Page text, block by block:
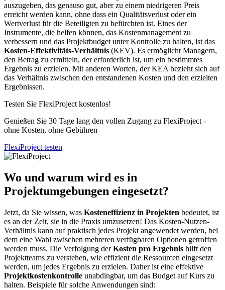
auszugeben, das genauso gut, aber zu einem niedrigeren Preis
erreicht werden kann, ohne dass ein Qualitätsverlust oder ein
Wertverlust für die Beteiligten zu befürchten ist. Eines der
Instrumente, die helfen können, das Kostenmanagement zu
verbessern und das Projektbudget unter Kontrolle zu halten, ist das
Kosten-Effektivitäts-Verhältnis (KEV). Es ermöglicht Managern,
den Betrag zu ermitteln, der erforderlich ist, um ein bestimmtes
Ergebnis zu erzielen. Mit anderen Worten, der KEA bezieht sich auf
das Verhältnis zwischen den entstandenen Kosten und den erzielten
Ergebnissen.
Testen Sie FlexiProject kostenlos!
Genießen Sie 30 Tage lang den vollen Zugang zu FlexiProject -
ohne Kosten, ohne Gebühren
FlexiProject testen
Wo und warum wird es in
Projektumgebungen eingesetzt?
Jetzt, da Sie wissen, was Kosteneffizienz in Projekten bedeutet, ist
es an der Zeit, sie in die Praxis umzusetzen! Das Kosten-Nutzen-
Verhältnis kann auf praktisch jedes Projekt angewendet werden, bei
dem eine Wahl zwischen mehreren verfügbaren Optionen getroffen
werden muss. Die Verfolgung derKosten pro Ergebnis hilft den
Projektteams zu verstehen, wie effizient die Ressourcen eingesetzt
werden, um jedes Ergebnis zu erzielen. Daher ist eine effektive
Projektkostenkontrolle unabdingbar, um das Budget auf Kurs zu
halten. Beispiele für solche Anwendungen sind: